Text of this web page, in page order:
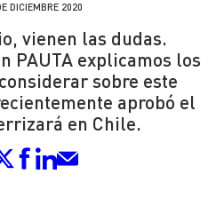
DICIEMBRE 2020
vienen las dudas.
PAUTA explicamos los
sobre este
aprobó el
en Chile.